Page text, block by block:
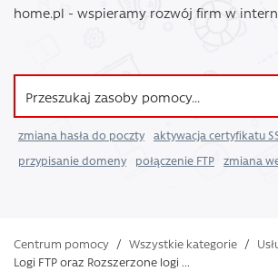
home.pl - wspieramy rozwój firm w
zmiana hasła do poczty
aktywacja certyfikatu
przypisanie domeny
połączenie FTP zmiana
Centrum pomocy / Wszystkie kategorie /
Logi FTP oraz Rozszerzone logi ...